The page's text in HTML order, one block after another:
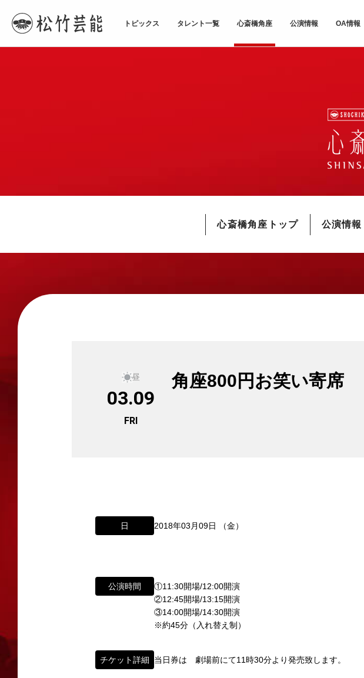
トピックス タレント一覧 心斎橋角座 公演情報 OA情報
心斎橋角座トップ 公演情報
昼
03.09
FRI
角座800円お笑い寄席
日 2018年03月09日 （金）
公演時間
①11:30開場/12:00開演
②12:45開場/13:15開演
③14:00開場/14:30開演
※約45分（入れ替え制）
チケット詳細 当日券は 劇場前にて11時30分より発売致します。
「角座」はかつて、浪花座、中座、朝日座、弁天座と共に、
「五つ櫓」若しくは「道頓堀五座」と呼ばれ、
1960年～70年代には、上方演芸の殿堂として栄えました。
弊社直営の劇場「B1角座」(大阪市中央区)に引き継がれていましたが、
所属オーディションに関するお問い合わせ
東京支社 タレント開発室：
イベント出演依頼のお問い合わせ
以下のページからお問い合わせ願います。
https://www.shochikugeino.co.jp/event/form/